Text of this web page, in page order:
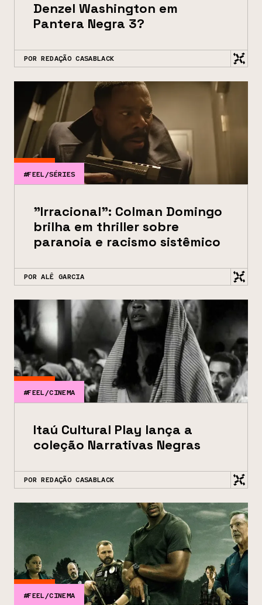
Denzel Washington em
Pantera Negra 3?
POR REDAÇÃO CASABLACK
#FEEL/SÉRIES
"Irracional": Colman Domingo
brilha em thriller sobre
paranoia e racismo sistêmico
POR ALÊ GARCIA
#FEEL/CINEMA
Itaú Cultural Play lança a
coleção Narrativas Negras
POR REDAÇÃO CASABLACK
#FEEL/CINEMA